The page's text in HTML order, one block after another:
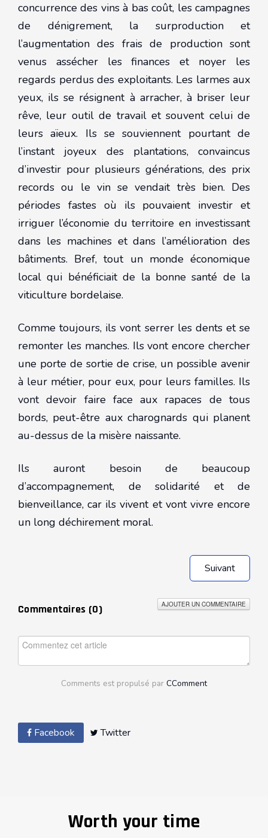
concurrence des vins à bas coût, les campagnes
de dénigrement, la surproduction et
l’augmentation des frais de production sont
venus assécher les finances et noyer les
regards perdus des exploitants. Les larmes aux
yeux, ils se résignent à arracher, à briser leur
rêve, leur outil de travail et souvent celui de
leurs aïeux. Ils se souviennent pourtant de
l’instant joyeux des plantations, convaincus
d’investir pour plusieurs générations, des prix
records ou le vin se vendait très bien. Des
périodes fastes où ils pouvaient investir et
irriguer l’économie du territoire en investissant
dans les machines et dans l’amélioration des
bâtiments. Bref, tout un monde économique
local qui bénéficiait de la bonne santé de la
viticulture bordelaise.
Comme toujours, ils vont serrer les dents et se
remonter les manches. Ils vont encore chercher
une porte de sortie de crise, un possible avenir
à leur métier, pour eux, pour leurs familles. Ils
vont devoir faire face aux rapaces de tous
bords, peut-être aux charognards qui planent
au-dessus de la misère naissante.
Ils auront besoin de beaucoup
d’accompagnement, de solidarité et de
bienveillance, car ils vivent et vont vivre encore
un long déchirement moral.
Suivant
Commentaires (0) AJOUTER UN COMMENTAIRE
Comments est propulsé par CComment
Facebook Twitter
Worth your time